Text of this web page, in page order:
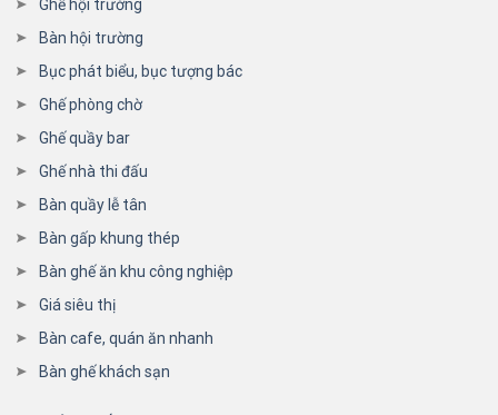
Ghế hội trường
Bàn hội trường
Bục phát biểu, bục tượng bác
Ghế phòng chờ
Ghế quầy bar
Ghế nhà thi đấu
Bàn quầy lễ tân
Bàn gấp khung thép
Bàn ghế ăn khu công nghiệp
Giá siêu thị
Bàn cafe, quán ăn nhanh
Bàn ghế khách sạn